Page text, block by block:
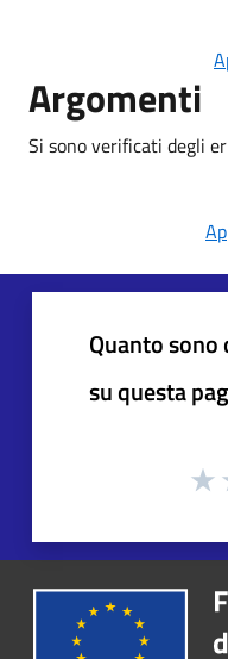
Argomenti
Si sono verificati degli
Quanto
su questa